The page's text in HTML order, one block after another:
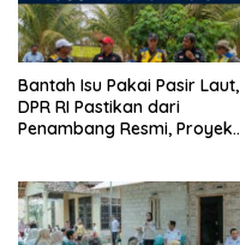
Bantah Isu Pakai Pasir Laut,
DPR RI Pastikan dari
Penambang Resmi, Proyek
Spesifikasi